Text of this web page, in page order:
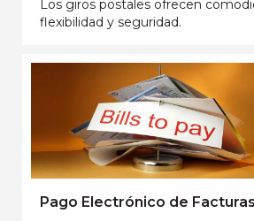
Los giros postales ofrecen
flexibilidad y seguridad.
Pago Electrónico de Facturas